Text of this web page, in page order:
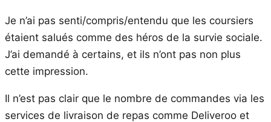
Je n’ai pas senti/compris/entendu que les coursiers
étaient salués comme des héros de la survie sociale.
J’ai demandé à certains, et ils n’ont pas non plus
cette impression.
Il n’est pas clair que le nombre de commandes via les
services de livraison de repas comme Deliveroo et